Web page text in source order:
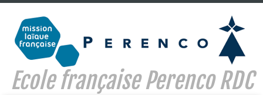
Ecole française Perenco RDC